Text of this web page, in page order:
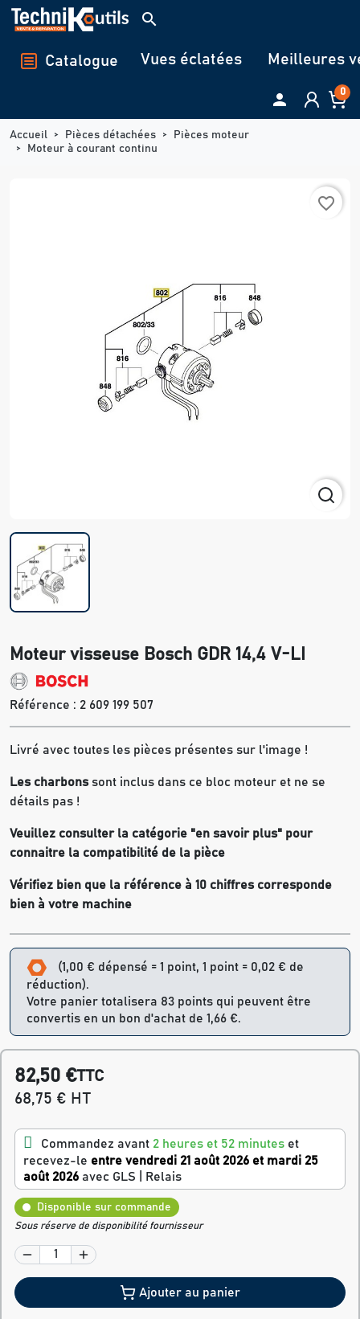
Panneau de gestion des cookies
search
Catalogue Vues éclatées Meilleures
 0
Accueil Pièces détachées
Pièces moteur
Moteur à courant continu
favorite_border
Moteur visseuse Bosch GDR 14,4 V-LI
Référence : 2 609 199 507
Livré avec toutes les pièces présentes sur l'image !
Les charbonssont inclus dans ce bloc moteur et ne se
détails pas !
Veuillez consulter la catégorie "en savoir plus" pour
connaitre la compatibilité de la pièce
Vérifiez bien que la référence à 10 chiffres corresponde
bien à votre machine
(1,00 € dépensé = 1 point, 1 point = 0,02 € de
réduction).
Votre panier totalisera 83 points qui peuvent être
convertis en un bon d'achat de 1,66 €.
82,50 €TTC
68,75 € HT
Commandez avant 2 heures et 52 minutes et
recevez-le entre vendredi 21 août 2026 et mardi 25
août 2026 avec GLS | Relais
Disponible sur commande
Sous réserve de disponibilité fournisseur
Ajouter au panier